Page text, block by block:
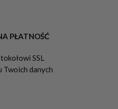
PŁATNOŚĆ
SSL
Twoich danych